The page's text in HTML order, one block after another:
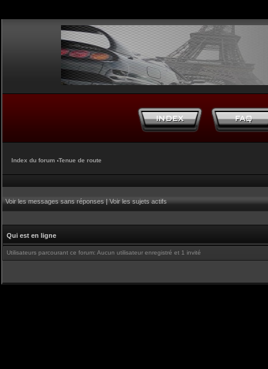
Index du forum ‹Tenue de route
Voir les messages sans réponses|Voir les sujets actifs
Qui est en ligne
Utilisateurs parcourant ce forum: Aucun utilisateur enregistré et 1 invité